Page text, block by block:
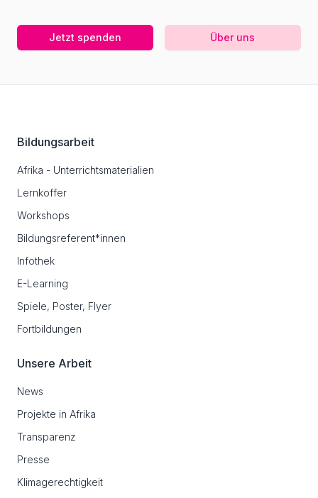
Jetzt spenden Über uns
Bildungsarbeit
Afrika - Unterrichtsmaterialien
Lernkoffer
Workshops
Bildungsreferent*innen
Infothek
E-Learning
Spiele, Poster, Flyer
Fortbildungen
Unsere Arbeit
News
Projekte in Afrika
Transparenz
Presse
Klimagerechtigkeit